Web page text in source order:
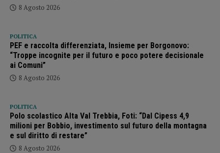
8 Agosto 2026
POLITICA
PEF e raccolta differenziata, Insieme per Borgonovo:
“Troppe incognite per il futuro e poco potere decisionale
ai Comuni”
8 Agosto 2026
POLITICA
Polo scolastico Alta Val Trebbia, Foti: “Dal Cipess 4,9
milioni per Bobbio, investimento sul futuro della montagna
e sul diritto di restare”
8 Agosto 2026